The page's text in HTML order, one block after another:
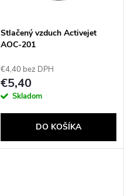
Stlačený vzduch Activejet
AOC-201
€4,40 bez DPH
€5,40
Skladom
DO KOŠÍKA